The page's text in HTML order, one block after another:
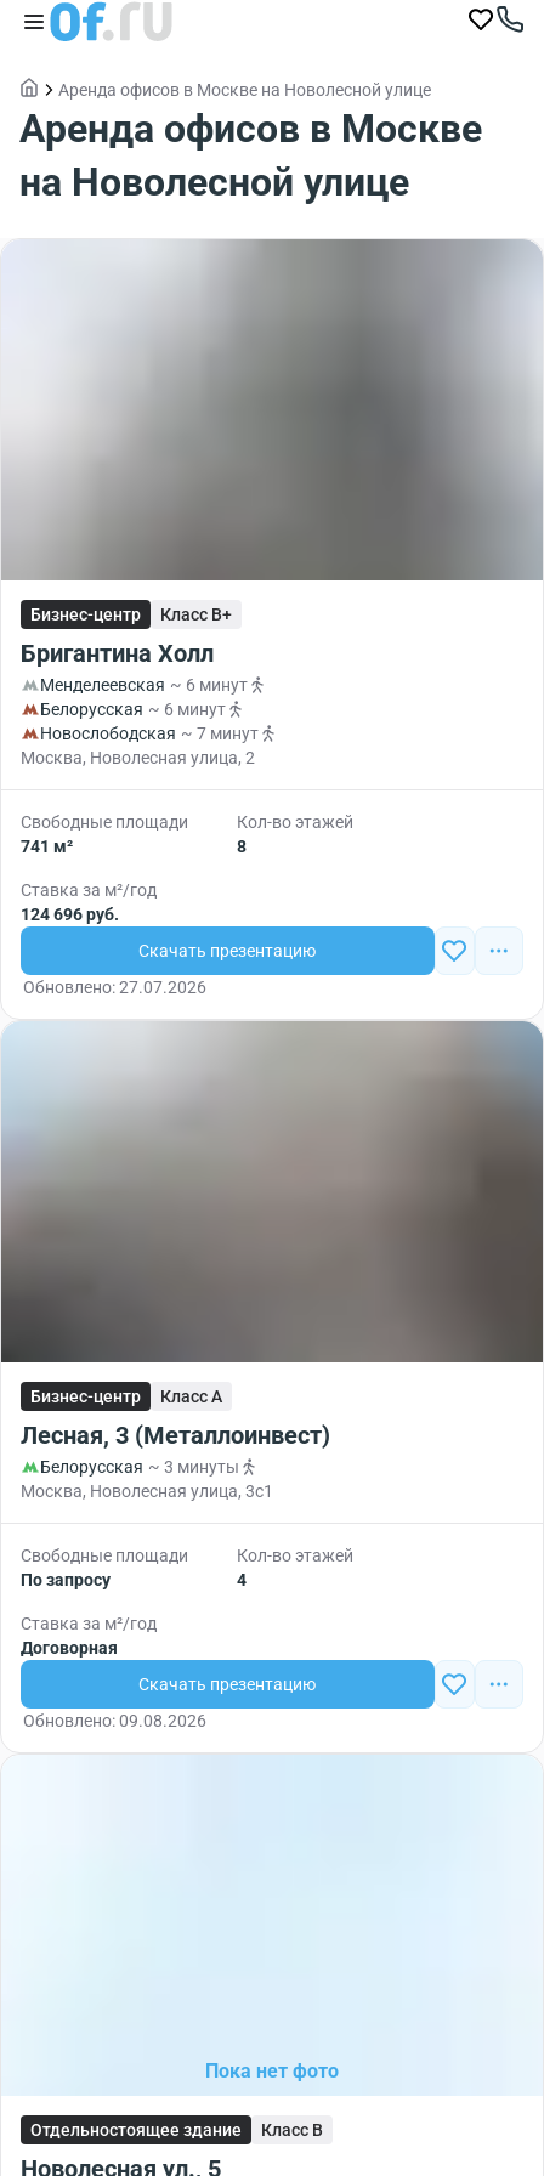
Аренда офисов в Москве на Новолесной улице
Аренда офисов в Москве
на Новолесной улице
Бизнес-центр Класс B+
Бригантина Холл
Менделеевская ~ 6 минут
Белорусская ~ 6 минут
Новослободская ~ 7 минут
Москва, Новолесная улица, 2
Свободные площади
741 м²
Кол-во этажей
8
Ставка за м²/год
124 696 руб.
Скачать презентацию
Обновлено: 27.07.2026
Бизнес-центр Класс A
Лесная, 3 (Металлоинвест)
Белорусская ~ 3 минуты
Москва, Новолесная улица, 3с1
Свободные площади
По запросу
Кол-во этажей
4
Ставка за м²/год
Договорная
Скачать презентацию
Обновлено: 09.08.2026
Пока нет фото
Отдельностоящее здание Класс B
Новолесная ул., 5